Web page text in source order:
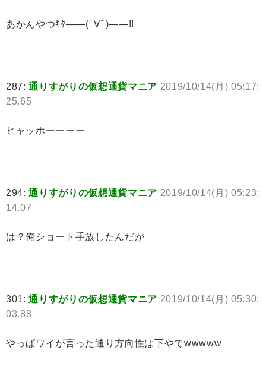
あかんやつｷﾀ――(ﾟ∀ﾟ)――!!
287:通りすがりの仮想通貨マニア 2019/10/14(月) 05:17:
25.65
ヒャッホーーーー
294:通りすがりの仮想通貨マニア 2019/10/14(月) 05:23:
14.07
は？俺ショート手放したんだが
301:通りすがりの仮想通貨マニア 2019/10/14(月) 05:30:
03.88
やっぱワイが言った通り方向性は下やでwwwww